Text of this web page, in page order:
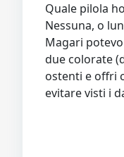
Quale pilola
Nessuna, o
Magari
due colorate
ostenti e offri
evitare visti i